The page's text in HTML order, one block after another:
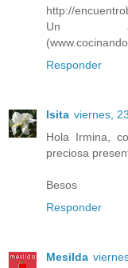
http://
Un
Responder
Isita viernes,
Hola Irmina,
preciosa
Besos
Responder
Mesilda